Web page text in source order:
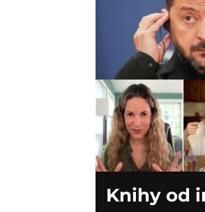
Knihy od